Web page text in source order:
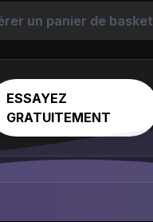
un panier de basket
ESSAYEZ
GRATUITEMENT